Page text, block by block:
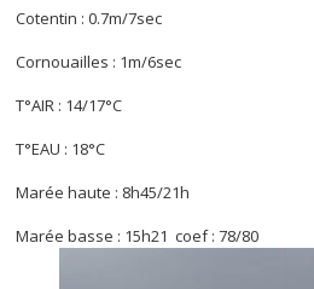
Cotentin : 0.7m/7sec
Cornouailles : 1m/6sec
T°AIR : 14/17°C
T°EAU : 18°C
Marée haute : 8h45/21h
Marée basse : 15h21 coef : 78/80